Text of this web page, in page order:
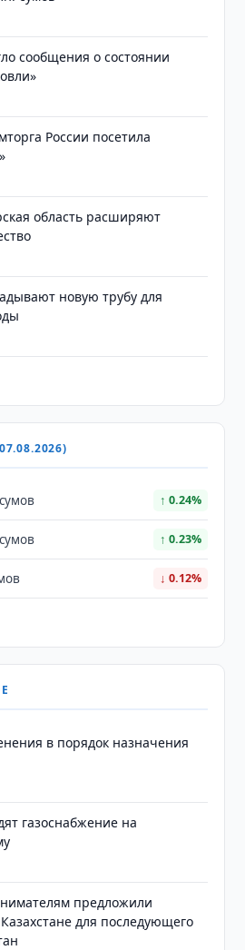
сообщения о состоянии
России посетила
область расширяют
новую трубу для
↑ 0.24%
↑ 0.23%
↓ 0.12%
в порядок назначения
газоснабжение на
предложили
для последующего